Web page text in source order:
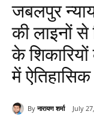
जबलपुर
की लाइनों से
के
में
By नारायण शर्मा July